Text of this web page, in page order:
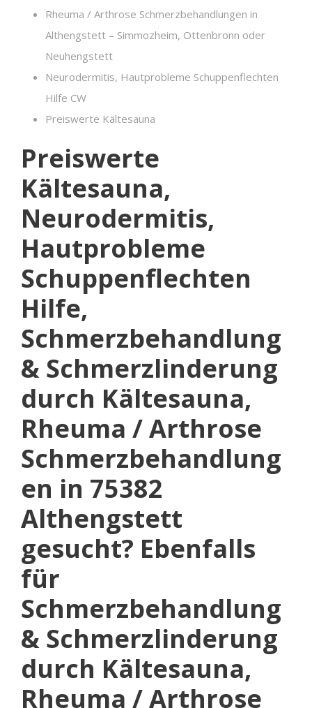
Rheuma / Arthrose Schmerzbehandlungen in
Althengstett – Simmozheim, Ottenbronn oder
Neuhengstett
Neurodermitis, Hautprobleme Schuppenflechten
Hilfe CW
Preiswerte Kältesauna
Preiswerte
Kältesauna,
Neurodermitis,
Hautprobleme
Schuppenflechten
Hilfe,
Schmerzbehandlung
& Schmerzlinderung
durch Kältesauna,
Rheuma / Arthrose
Schmerzbehandlung
en in 75382
Althengstett
gesucht? Ebenfalls
für
Schmerzbehandlung
& Schmerzlinderung
durch Kältesauna,
Rheuma / Arthrose